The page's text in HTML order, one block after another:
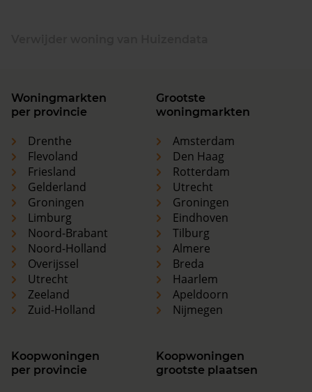
Woningmarkten
per provincie
Drenthe
Flevoland
Friesland
Gelderland
Groningen
Limburg
Noord-Brabant
Noord-Holland
Overijssel
Utrecht
Zeeland
Zuid-Holland
Grootste
woningmarkten
Amsterdam
Den Haag
Rotterdam
Utrecht
Groningen
Eindhoven
Tilburg
Almere
Breda
Haarlem
Apeldoorn
Nijmegen
Koopwoningen
per provincie
Koopwoningen
grootste plaatsen